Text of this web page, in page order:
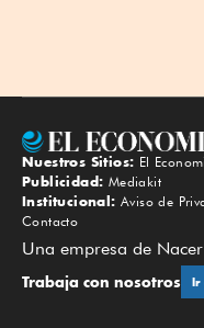
Nuestros Sitios: El
Publicidad: Mediakit
Institucional: Aviso de
Contacto
Una empresa de
Trabaja con nosotros Ir